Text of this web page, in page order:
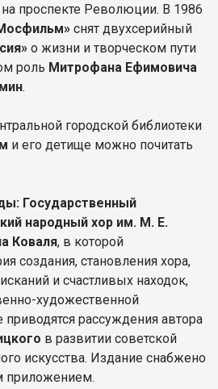
проспекте Революции. В 1986
снят двухсерийный
о жизни и творческом пути
роль Митрофана Ефимовича
.
городской библиотеки
и его детище можно почитать
Государственный
народный хор им. М. Е.
Коваля, в которой
создания, становления хора,
и счастливых находок,
художественной
приводятся рассуждения автора
в развитии советской
искусства. Издание снабжено